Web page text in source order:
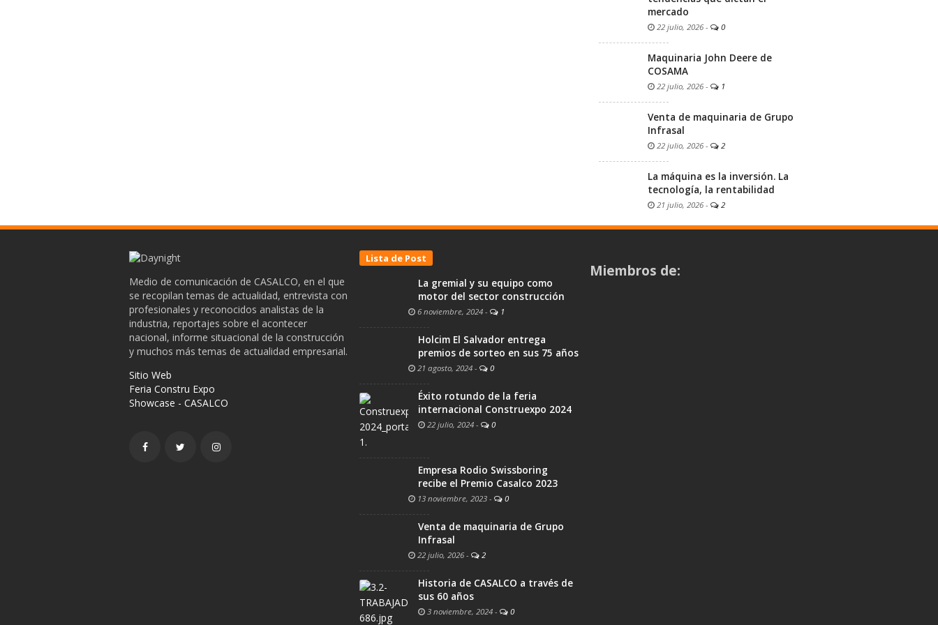
mercado
22 julio, 2026 - 0
Maquinaria John Deere de
COSAMA
22 julio, 2026 - 1
Venta de maquinaria de Grupo
Infrasal
22 julio, 2026 - 2
La máquina es la inversión. La
tecnología, la rentabilidad
21 julio, 2026 - 2
Medio de comunicación de CASALCO, en el que
se recopilan temas de actualidad, entrevista con
profesionales y reconocidos analistas de la
industria, reportajes sobre el acontecer
nacional, informe situacional de la construcción
y muchos más temas de actualidad empresarial.
Sitio Web
Feria Constru Expo
Showcase - CASALCO
Lista de Post
La gremial y su equipo como
motor del sector construcción
6 noviembre, 2024 - 1
Holcim El Salvador entrega
premios de sorteo en sus 75 años
21 agosto, 2024 - 0
Éxito rotundo de la feria
internacional Construexpo 2024
22 julio, 2024 - 0
Empresa Rodio Swissboring
recibe el Premio Casalco 2023
13 noviembre, 2023 - 0
Venta de maquinaria de Grupo
Infrasal
22 julio, 2026 - 2
Historia de CASALCO a través de
sus 60 años
3 noviembre, 2024 - 0
Miembros de: